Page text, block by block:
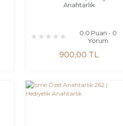
Anahtarlık
0.0 Puan - 0
Yorum
900,00 TL